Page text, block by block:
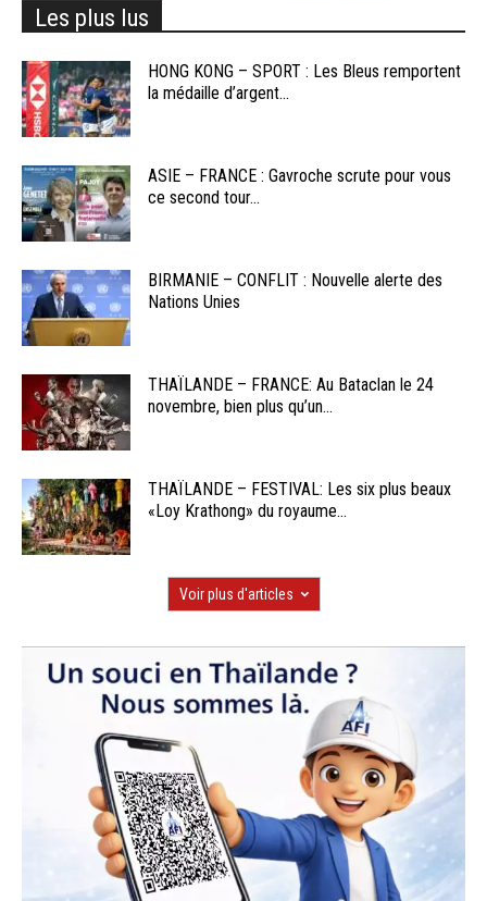
Les plus lus
HONG KONG – SPORT : Les Bleus remportent
la médaille d’argent...
ASIE – FRANCE : Gavroche scrute pour vous
ce second tour...
BIRMANIE – CONFLIT : Nouvelle alerte des
Nations Unies
THAÏLANDE – FRANCE: Au Bataclan le 24
novembre, bien plus qu’un...
THAÏLANDE – FESTIVAL: Les six plus beaux
«Loy Krathong» du royaume...
Voir plus d'articles